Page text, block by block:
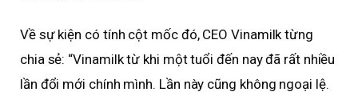
Về sự kiện có tính cột mốc đó, CEO Vinamilk từng
chia sẻ: “Vinamilk từ khi một tuổi đến nay đã rất nhiều
lần đổi mới chính mình. Lần này cũng không ngoại lệ.